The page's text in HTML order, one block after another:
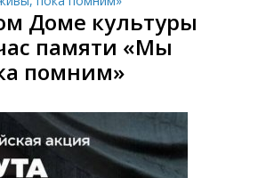
Доме культуры
памяти «Мы
помним»